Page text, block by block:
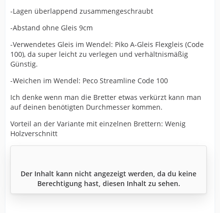
-Lagen überlappend zusammengeschraubt
-Abstand ohne Gleis 9cm
-Verwendetes Gleis im Wendel: Piko A-Gleis Flexgleis (Code
100), da super leicht zu verlegen und verhältnismäßig
Günstig.
-Weichen im Wendel: Peco Streamline Code 100
Ich denke wenn man die Bretter etwas verkürzt kann man
auf deinen benötigten Durchmesser kommen.
Vorteil an der Variante mit einzelnen Brettern: Wenig
Holzverschnitt
Der Inhalt kann nicht angezeigt werden, da du keine
Berechtigung hast, diesen Inhalt zu sehen.